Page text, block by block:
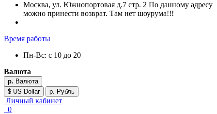
Москва, ул. Южнопортовая д.7 стр. 2 По данному адресу
можно принести возврат. Там нет шоурума!!!
Время работы
Пн-Вс: с 10 до 20
Валюта
р. Валюта
$ US Dollar
р. Рубль
Личный кабинет
0